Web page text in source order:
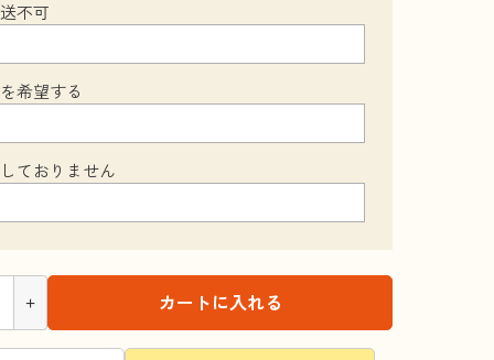
不可
希望する
ておりません
+ カートに入れる